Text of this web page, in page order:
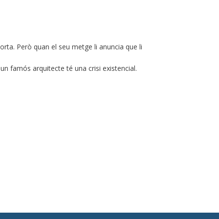
Però quan el seu metge li anuncia que li
famós arquitecte té una crisi existencial.